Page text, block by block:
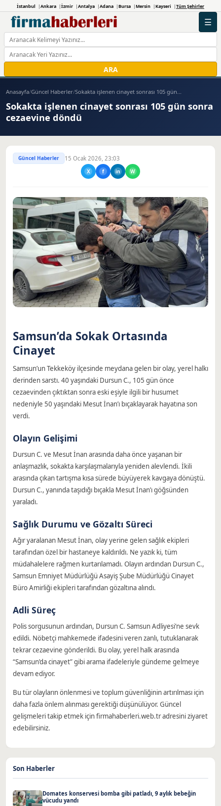
İstanbul Ankara İzmir Antalya Adana Bursa Mersin Kayseri Tüm Şehirler
ARA
☰
Anasayfa/Güncel Haberler/Sokakta işlenen cinayet sonrası 105 gün...
Sokakta işlenen cinayet sonrası 105 gün sonra
cezaevine döndü
Güncel Haberler 15 Ocak 2026, 23:03
X f in W
Samsun’da Sokak Ortasında
Cinayet
Samsun’un Tekkeköy ilçesinde meydana gelen bir olay, yerel halkı
derinden sarstı. 40 yaşındaki Dursun C., 105 gün önce
cezaevinden çıktıktan sonra eski eşiyle ilgili bir husumet
nedeniyle 50 yaşındaki Mesut İnan’ı bıçaklayarak hayatına son
verdi.
Olayın Gelişimi
Dursun C. ve Mesut İnan arasında daha önce yaşanan bir
anlaşmazlık, sokakta karşılaşmalarıyla yeniden alevlendi. İkili
arasında çıkan tartışma kısa sürede büyüyerek kavgaya dönüştü.
Dursun C., yanında taşıdığı bıçakla Mesut İnan’ı göğsünden
yaraladı.
Sağlık Durumu ve Gözaltı Süreci
Ağır yaralanan Mesut İnan, olay yerine gelen sağlık ekipleri
tarafından özel bir hastaneye kaldırıldı. Ne yazık ki, tüm
müdahalelere rağmen kurtarılamadı. Olayın ardından Dursun C.,
Samsun Emniyet Müdürlüğü Asayiş Şube Müdürlüğü Cinayet
Büro Amirliği ekipleri tarafından gözaltına alındı.
Adli Süreç
Polis sorgusunun ardından, Dursun C. Samsun Adliyesi’ne sevk
edildi. Nöbetçi mahkemede ifadesini veren zanlı, tutuklanarak
tekrar cezaevine gönderildi. Bu olay, yerel halk arasında
“Samsun’da cinayet” gibi arama ifadeleriyle gündeme gelmeye
devam ediyor.
Bu tür olayların önlenmesi ve toplum güvenliğinin artırılması için
daha fazla önlem alınması gerektiği düşünülüyor. Güncel
gelişmeleri takip etmek için firmahaberleri.web.tr adresini ziyaret
edebilirsiniz.
Son Haberler
Domates konservesi bomba gibi patladı, 9 aylık bebeğin
vücudu yandı